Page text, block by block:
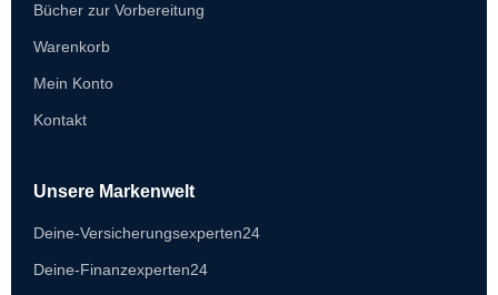
Bücher zur Vorbereitung
Warenkorb
Mein Konto
Kontakt
Unsere Markenwelt
Deine-Versicherungsexperten24
Deine-Finanzexperten24